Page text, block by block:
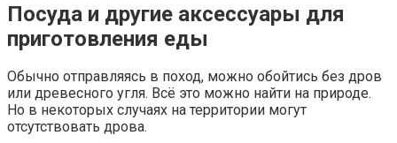
Посуда и другие аксессуары для
приготовления еды
Обычно отправляясь в поход, можно обойтись без дров
или древесного угля. Всё это можно найти на природе.
Но в некоторых случаях на территории могут
отсутствовать дрова.